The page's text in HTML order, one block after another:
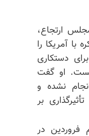
ارتجاع،
با آمریکا را
دستکاری
او گفت
نشده و
بر
فروردین در